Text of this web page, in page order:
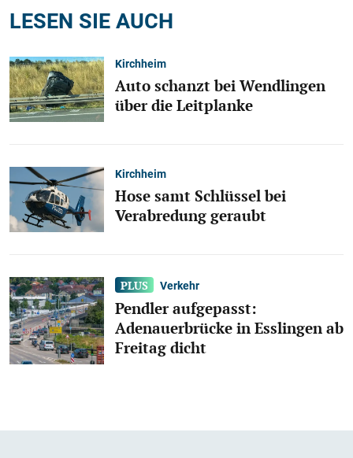
LESEN SIE AUCH
Kirchheim
Auto schanzt bei Wendlingen
über die Leitplanke
Kirchheim
Hose samt Schlüssel bei
Verabredung geraubt
Verkehr
Pendler aufgepasst:
Adenauerbrücke in Esslingen ab
Freitag dicht